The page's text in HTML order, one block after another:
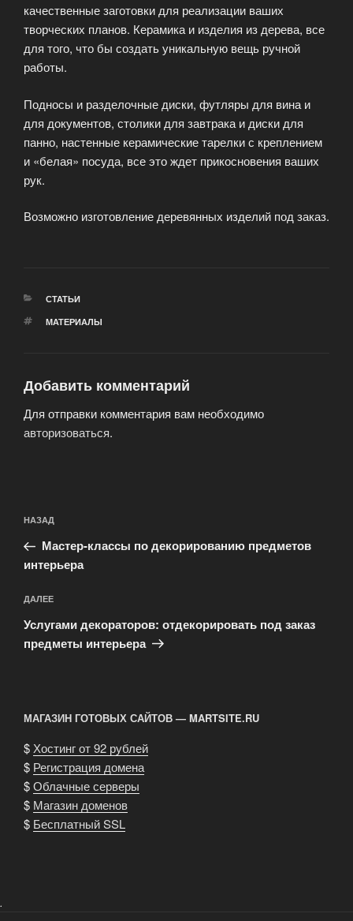
качественные заготовки для реализации ваших
творческих планов. Керамика и изделия из дерева, все
для того, что бы создать уникальную вещь ручной
работы.
Подносы и разделочные диски, футляры для вина и
для документов, столики для завтрака и диски для
панно, настенные керамические тарелки с креплением
и «белая» посуда, все это ждет прикосновения ваших
рук.
Возможно изготовление деревянных изделий под заказ.
РУБРИКИ
СТАТЬИ
МЕТКИ
МАТЕРИАЛЫ
Добавить комментарий
Для отправки комментария вам необходимо
авторизоваться.
по
записям
Предыдущая
запись:
НАЗАД
Мастер-классы по декорированию предметов
интерьера
Следующая
запись
ДАЛЕЕ
Услугами декораторов: отдекорировать под заказ
предметы интерьера
МАГАЗИН ГОТОВЫХ САЙТОВ — MARTSITE.RU
$Хостинг от 92 рублей
$ Регистрация домена
$Облачные серверы
$ Магазин доменов
$ Бесплатный SSL
.